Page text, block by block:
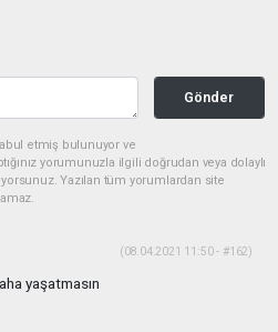
Gönder
etmiş bulunuyor ve
yorumunuzla ilgili doğrudan veya dolaylı
Yazılan tüm yorumlardan site
(08.04.2021 11:50 - #162)
yaşatmasın